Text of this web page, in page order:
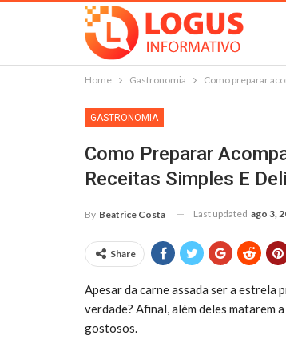
Home Gastronomia Como preparar
GASTRONOMIA
Como Preparar
Receitas Simples E
By Beatrice Costa Last updated ago 3,
Share
Apesar da carne assada ser a estrela
verdade? Afinal, além deles matarem
gostosos.